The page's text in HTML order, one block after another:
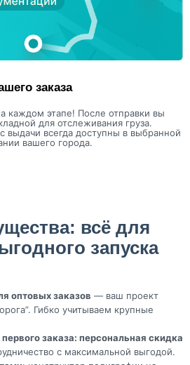
заказа
каждом этапе! После отправки вы
для отслеживания груза.
выдачи всегда доступны в выбранной
вашего города.
всё для
запуска
оптовых заказов — ваш проект
Гибко учитываем крупные
заказа: персональная скидка
с максимальной выгодой.